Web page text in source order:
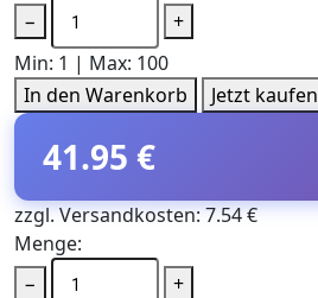
−
+
Min: 1 | Max: 100
In den Warenkorb
Jetzt kaufen
41.95 €
zzgl. Versandkosten: 7.54 €
Menge:
−
+